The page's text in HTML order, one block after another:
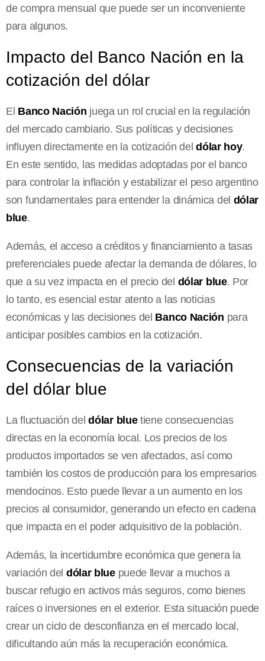
de compra mensual que puede ser un inconveniente
para algunos.
Impacto del Banco Nación en la
cotización del dólar
El Banco Nación juega un rol crucial en la regulación
del mercado cambiario. Sus políticas y decisiones
influyen directamente en la cotización deldólar hoy.
En este sentido, las medidas adoptadas por el banco
para controlar la inflación y estabilizar el peso argentino
son fundamentales para entender la dinámica del dólar
blue.
Además, el acceso a créditos y financiamiento a tasas
preferenciales puede afectar la demanda de dólares, lo
que a su vez impacta en el precio del dólar blue. Por
lo tanto, es esencial estar atento a las noticias
económicas y las decisiones del Banco Nación para
anticipar posibles cambios en la cotización.
Consecuencias de la variación
del dólar blue
La fluctuación deldólar bluetiene consecuencias
directas en la economía local. Los precios de los
productos importados se ven afectados, así como
también los costos de producción para los empresarios
mendocinos. Esto puede llevar a un aumento en los
precios al consumidor, generando un efecto en cadena
que impacta en el poder adquisitivo de la población.
Además, la incertidumbre económica que genera la
variación del dólar bluepuede llevar a muchos a
buscar refugio en activos más seguros, como bienes
raíces o inversiones en el exterior. Esta situación puede
crear un ciclo de desconfianza en el mercado local,
dificultando aún más la recuperación económica.